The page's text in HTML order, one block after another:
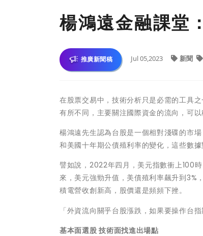
楊鴻遠金融課堂
推廣新聞稿 Jul 05,2023 新聞
在股票交易中，技術分析只是必需的工具
有所不同，主要關注國際資金的流向，可以
楊鴻遠先生認為台股是一個相對淺碟的市
和美國十年期公債殖利率的變化，這些數據
譬如說，2022年四月，美元指數衝上100
來，美元強勁升值，美債殖利率飆升到3%
積電營收創新高，股價還是頻頻下挫。
「外資流向關乎台股漲跌，如果要操作台
基本面選股 技術面找進出場點